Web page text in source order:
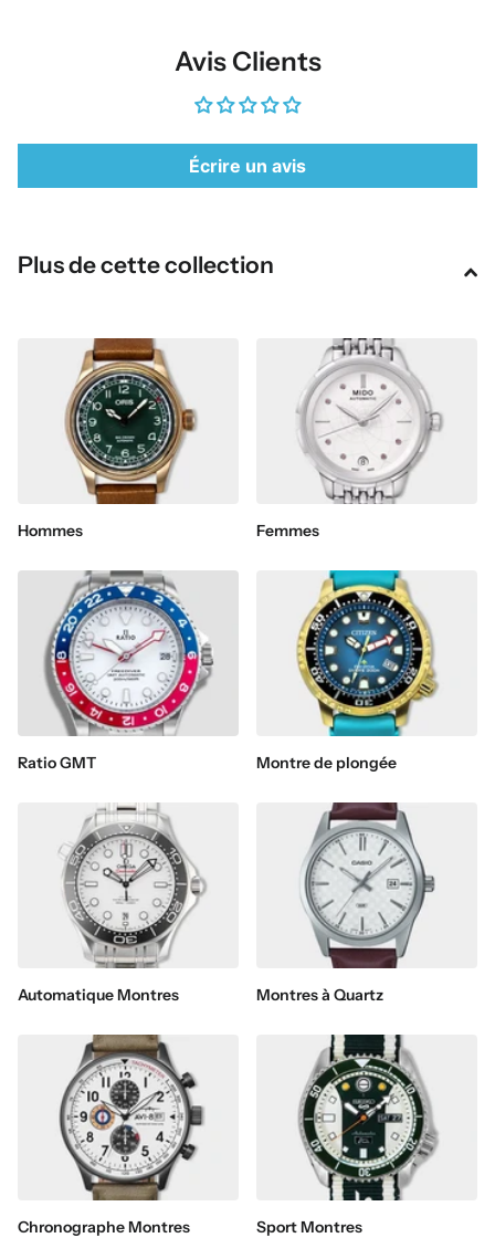
Avis Clients
Écrire un avis
Plus de cette collection
Hommes Femmes
Ratio GMT Montre de plongée
Automatique Montres Montres à Quartz
Chronographe Montres Sport Montres